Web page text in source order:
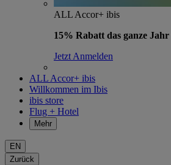
ALL Accor+ ibis
15% Rabatt das ganze Jahr
Jetzt Anmelden
ALL Accor+ ibis
Willkommen im Ibis
ibis store
Flug + Hotel
Mehr
EN
Zurück